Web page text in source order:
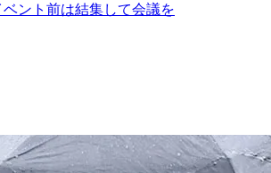
ント前は結集して会議を